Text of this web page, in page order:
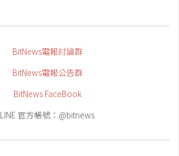
BitNews電報討論群
BitNews電報公告群
BitNews FaceBook
LINE 官方帳號：@bitnews